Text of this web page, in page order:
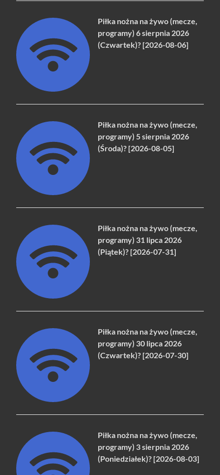
Piłka nożna na żywo (mecze,
programy) 6 sierpnia 2026
(Czwartek)? [2026-08-06]
Piłka nożna na żywo (mecze,
programy) 5 sierpnia 2026
(Środa)? [2026-08-05]
Piłka nożna na żywo (mecze,
programy) 31 lipca 2026
(Piątek)? [2026-07-31]
Piłka nożna na żywo (mecze,
programy) 30 lipca 2026
(Czwartek)? [2026-07-30]
Piłka nożna na żywo (mecze,
programy) 3 sierpnia 2026
(Poniedziałek)? [2026-08-03]